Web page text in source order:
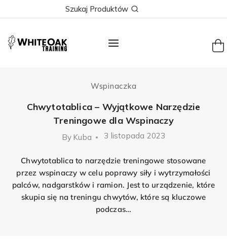
to
Szukaj Produktów
Wspinaczka
Chwytotablica – Wyjątkowe Narzędzie
Treningowe dla Wspinaczy
By Kuba 3 listopada 2023
Chwytotablica to narzędzie treningowe stosowane
przez wspinaczy w celu poprawy siły i wytrzymałości
palców, nadgarstków i ramion. Jest to urządzenie, które
skupia się na treningu chwytów, które są kluczowe
podczas…